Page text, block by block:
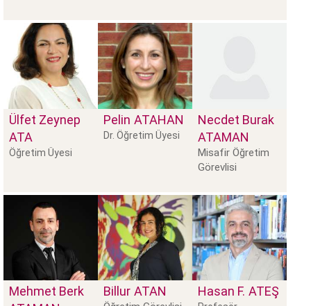
Ülfet Zeynep
ATA
Öğretim Üyesi
Pelin ATAHAN
Dr. Öğretim Üyesi
Necdet Burak
ATAMAN
Misafir Öğretim
Görevlisi
Mehmet Berk
Billur ATAN Hasan F. ATEŞ